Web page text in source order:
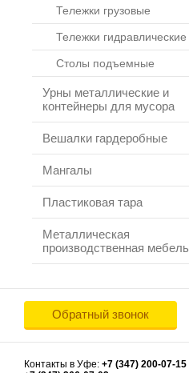
Тележки грузовые
Тележки гидравлические
Столы подъемные
Урны металлические и
контейнеры для мусора
Вешалки гардеробные
Мангалы
Пластиковая тара
Металлическая
производственная мебель
Обратный звонок
Контакты в Уфе: +7 (347) 200-07-15